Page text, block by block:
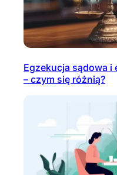
Egzekucja sądowa i
– czym się różnią?